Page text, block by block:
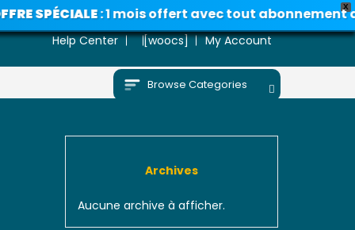
X
: 1 mois offert avec tout abonnement
Help Center [woocs] My Account
Browse Categories
Archives
Aucune archive à afficher.